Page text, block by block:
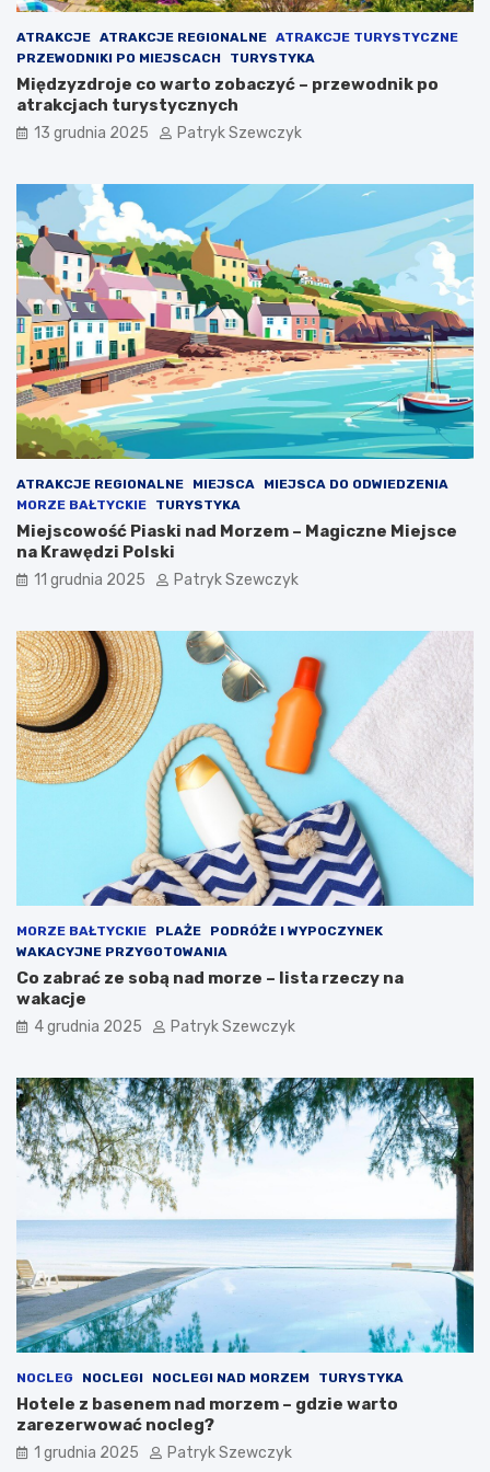
z
e
m
–
z
e
a
r
t
o
z
a
r
e
z
e
r
w
w
a
ć
n
o
e
g
?
l
s
k
i
m
o
z
m
n
a
w
a
k
a
c
y
j
n
y
e
l
a
k
s
ATRAKCJE ATRAKCJE REGIONALNE ATRAKCJE TURYSTYCZNE
PRZEWODNIKI PO MIEJSCACH
TURYSTYKA
Międzyzdroje co warto zobaczyć – przewodnik po
atrakcjach turystycznych
13 grudnia 2025 Patryk Szewczyk
ATRAKCJE REGIONALNE MIEJSCA
MIEJSCA DO ODWIEDZENIA
MORZE BAŁTYCKIE
TURYSTYKA
Miejscowość Piaski nad Morzem – Magiczne Miejsce
na Krawędzi Polski
11 grudnia 2025 Patryk Szewczyk
MORZE BAŁTYCKIE PLAŻE
PODRÓŻE I WYPOCZYNEK
WAKACYJNE PRZYGOTOWANIA
Co zabrać ze sobą nad morze – lista rzeczy na
wakacje
4 grudnia 2025 Patryk Szewczyk
NOCLEG NOCLEGI NOCLEGI NAD MORZEM TURYSTYKA
Hotele z basenem nad morzem – gdzie warto
zarezerwować nocleg?
1 grudnia 2025 Patryk Szewczyk